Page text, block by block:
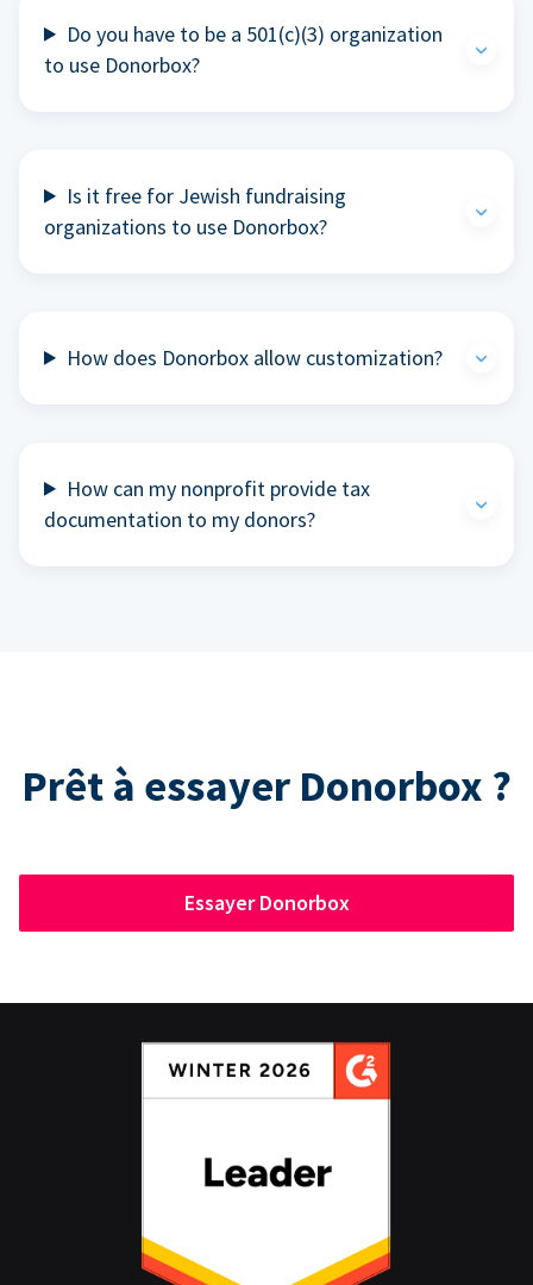
Do you have to be a 501(c)(3) organization
to use Donorbox?
Is it free for Jewish fundraising
organizations to use Donorbox?
How does Donorbox allow customization?
How can my nonprofit provide tax
documentation to my donors?
Prêt à essayer Donorbox ?
Essayer Donorbox